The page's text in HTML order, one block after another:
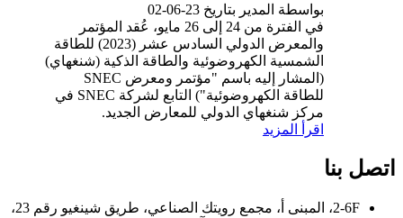
بواسطة المدير بتاريخ 23-06-02
في الفترة من 24 إلى 26 مايو، عُقد المؤتمر
والمعرض الدولي السادس عشر (2023) للطاقة
الشمسية الكهروضوئية والطاقة الذكية (شنغهاي)
(المشار إليه باسم "مؤتمر ومعرض SNEC
للطاقة الكهروضوئية") التابع لشركة SNEC في
مركز شنغهاي الدولي للمعارض الجديد.
اقرأ المزيد
اتصل بنا
2-6F، المبنى أ، مجمع رويتك الصناعي، طريق شينغيو رقم 23،